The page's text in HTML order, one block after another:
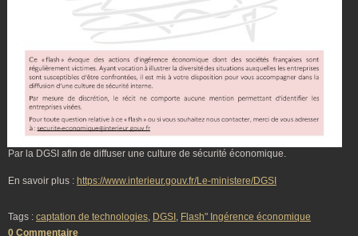
Par la DGSI afin de diffuser une culture de sécurité économique.
En savoir plus : https://www.interieur.gouv.fr/Le-ministere/DGSI
Tags : captation de technologies, DGSI , Flash" Ingérence économique
0 Commentaire